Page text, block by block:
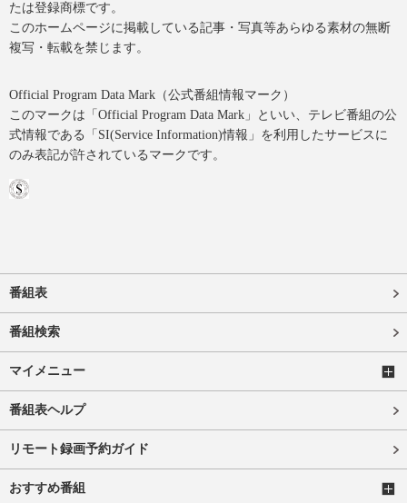
たは登録商標です。
このホームページに掲載している記事・写真等あらゆる素材の無断
複写・転載を禁じます。
Official Program Data Mark（公式番組情報マーク）
このマークは「Official Program Data Mark」といい、テレビ番組の公
式情報である「SI(Service Information)情報」を利用したサービスに
のみ表記が許されているマークです。
番組表
番組検索
マイメニュー
番組表ヘルプ
リモート録画予約ガイド
おすすめ番組